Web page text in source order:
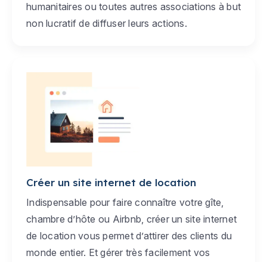
humanitaires ou toutes autres associations à but
non lucratif de diffuser leurs actions.
Créer un site internet de location
Indispensable pour faire connaître votre gîte,
chambre d’hôte ou Airbnb, créer un site internet
de location vous permet d’attirer des clients du
monde entier. Et gérer très facilement vos